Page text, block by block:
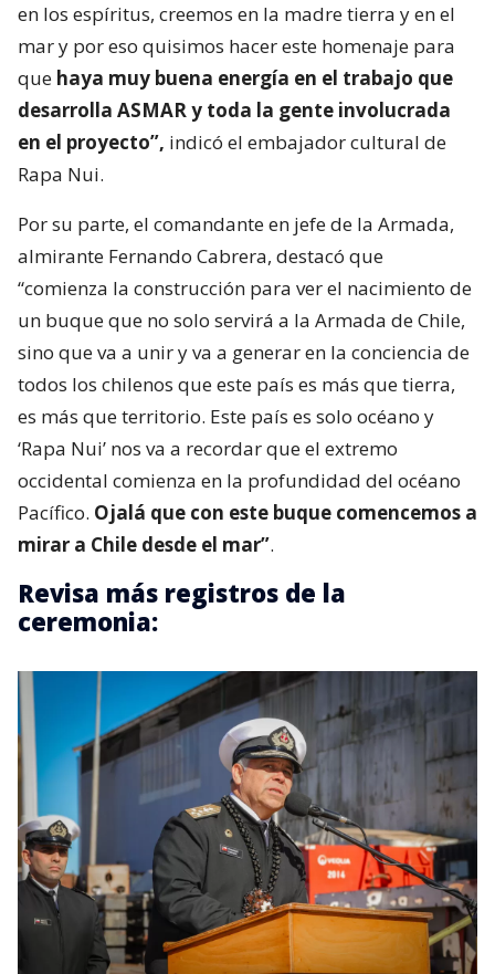
en los espíritus, creemos en la madre tierra y en el
mar y por eso quisimos hacer este homenaje para
que haya muy buena energía en el trabajo que
desarrolla ASMAR y toda la gente involucrada
en el proyecto”, indicó el embajador cultural de
Rapa Nui.
Por su parte, el comandante en jefe de la Armada,
almirante Fernando Cabrera, destacó que
“comienza la construcción para ver el nacimiento de
un buque que no solo servirá a la Armada de Chile,
sino que va a unir y va a generar en la conciencia de
todos los chilenos que este país es más que tierra,
es más que territorio. Este país es solo océano y
‘Rapa Nui’ nos va a recordar que el extremo
occidental comienza en la profundidad del océano
Pacífico. Ojalá que con este buque comencemos a
mirar a Chile desde el mar”.
Revisa más registros de la
ceremonia: